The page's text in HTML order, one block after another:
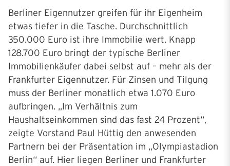
Berliner Eigennutzer greifen für ihr Eigenheim
etwas tiefer in die Tasche. Durchschnittlich
350.000 Euro ist ihre Immobilie wert. Knapp
128.700 Euro bringt der typische Berliner
Immobilienkäufer dabei selbst auf – mehr als der
Frankfurter Eigennutzer. Für Zinsen und Tilgung
muss der Berliner monatlich etwa 1.070 Euro
aufbringen. „Im Verhältnis zum
Haushaltseinkommen sind das fast 24 Prozent“,
zeigte Vorstand Paul Hüttig den anwesenden
Partnern bei der Präsentation im „Olympiastadion
Berlin“ auf. Hier liegen Berliner und Frankfurter